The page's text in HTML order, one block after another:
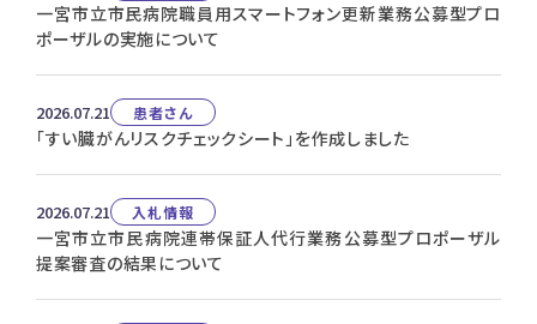
一宮市立市民病院職員用スマートフォン更新業務公募型プロ
ポーザルの実施について
2026.07.21 患者さん
「すい臓がんリスクチェックシート」を作成しました
2026.07.21 入札情報
一宮市立市民病院連帯保証人代行業務公募型プロポーザル
提案審査の結果について